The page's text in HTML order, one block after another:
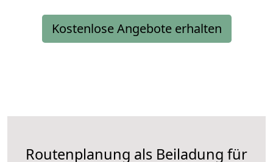
Kostenlose Angebote erhalten
Routenplanung als Beiladung für